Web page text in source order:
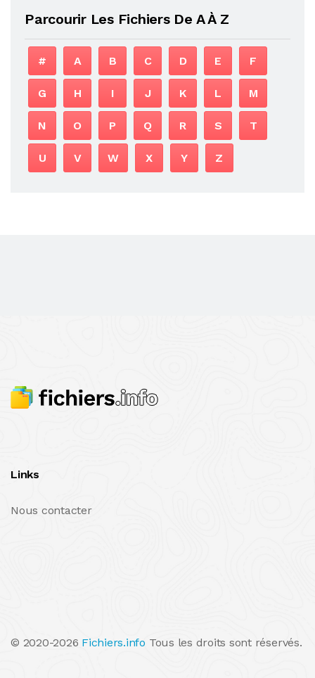
Parcourir Les Fichiers De A À Z
# A B C D E F
G H I J K L M
N O P Q R S T
U V W X Y Z
Links
Nous contacter
© 2020-2026 Fichiers.info Tous les droits sont réservés.